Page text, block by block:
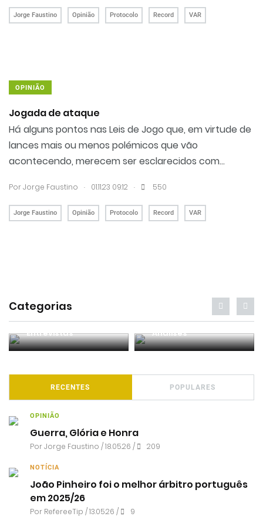
Jorge Faustino Opinião Protocolo Record VAR
OPINIÃO
Jogada de ataque
Há alguns pontos nas Leis de Jogo que, em virtude de
lances mais ou menos polémicos que vão
acontecendo, merecem ser esclarecidos com...
PorJorge Faustino . 01.11.23 09:12 . 550
Jorge Faustino Opinião Protocolo Record VAR
Categorias
Entrevistas Análises
RECENTES POPULARES
OPINIÃO
Guerra, Glória e Honra
PorJorge Faustino / 18.05.26 / 209
NOTÍCIA
João Pinheiro foi o melhor árbitro português
em 2025/26
Por RefereeTip / 13.05.26 / 9